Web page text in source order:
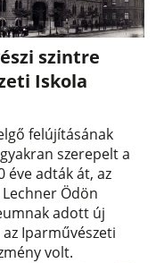
szintre
Iskola
felújításának
szerepelt a
éve adták át, az
Ödön
adott új
Iparművészeti
volt.